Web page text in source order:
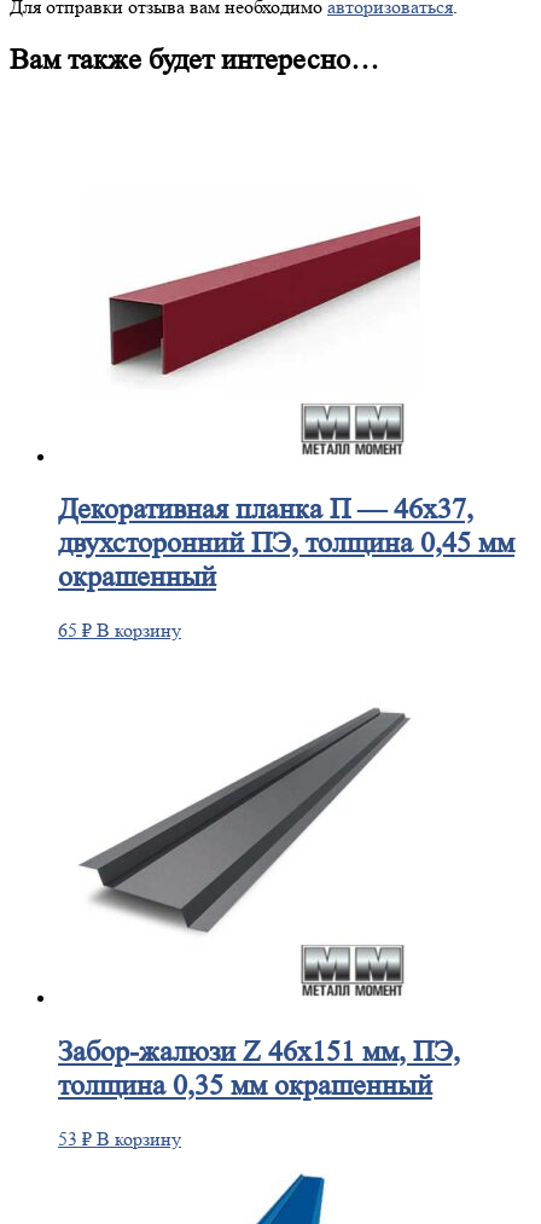
Для отправки отзыва вам необходимо авторизоваться
Вам также будет интересно…
Декоративнаяпланка П — 46х37,
двухсторонний ПЭ, толщина 0,45 мм
окрашенный
65 ₽ В корзину
Забор-жалюзиZ 46х151 мм, ПЭ,
толщина 0,35 мм окрашенный
53 ₽ В корзину